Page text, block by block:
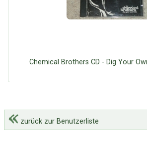
Chemical Brothers CD - Dig Your
zurück zur Benutzerliste